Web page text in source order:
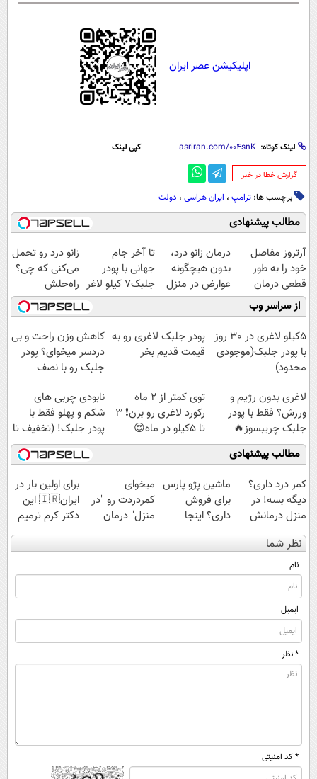
اپلیکیشن عصر ایران
لینک کوتاه: کپی لینک
‌گزارش خطا در خبر
برچسب ها: ترامپ ، ایران هراسی ، دولت
مطالب پیشنهادی
آرتروز مفاصل
خود را به طور
قطعی درمان
کنید!
◗پرسش‌نامه◖
درمان زانو درد،
بدون هیچگونه
عوارض در منزل
(◂پرسش‌نامه)
تا آخر جام
جهانی با پودر
جلبک7 کیلو لاغر
شو
زانو درد رو تحمل
می‌کنی که چی؟
راه‌حلش
همین‌جاست!
از سراسر وب
5کیلو لاغری در 30 روز
با پودر جلبک(موجودی
محدود)
پودر جلبک لاغری رو به
قیمت قدیم بخر
کاهش وزن راحت و بی
دردسر میخوای؟ پودر
جلبک رو با نصف
لاغری بدون رژیم و
ورزش؟ فقط با پودر
جلبک چریبسوز🔥
توی کمتر از 2 ماه
رکورد لاغری رو بزن❗ 3
تا 5کیلو در ماه😍
نابودی چربی های
شکم و پهلو فقط با
پودر جلبک! (تخفیف تا
امشب)
مطالب پیشنهادی
کمر درد داری؟
دیگه بسه! در
منزل درمانش
کن
(◀پرسش‌نامه)
ماشین پژو پارس
برای فروش
داری؟ اینجا
سریع بفروشش
میخوای
کمردردت رو "در
منزل" درمان
کنی؟ (◂فیلم +
◂پرسش‌نامه)
برای اولین بار در
ایران🇮🇷 این
دکتر کرم ترمیم
کننده 23 روزه
ساخت!
نظر شما
نام
ایمیل
* نظر
* کد امنیتی